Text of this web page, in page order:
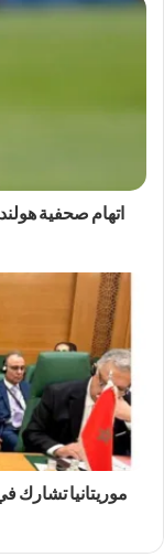
اتهام صحفية
موريتانيا تشارك